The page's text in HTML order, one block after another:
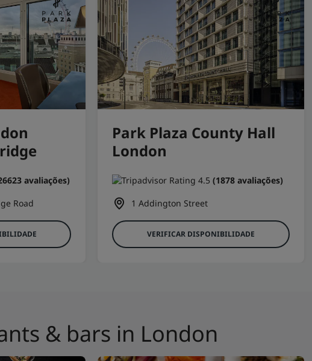
avaliações)
Road
Park Plaza County Hall
London
(1878 avaliações)
1 Addington Street
VERIFICAR DISPONIBILIDADE
& bars in London